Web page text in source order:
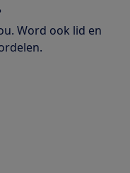
Word ook lid en